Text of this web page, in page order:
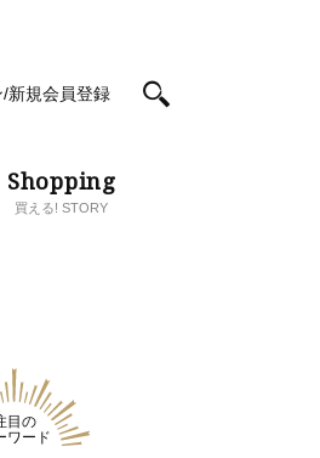
/新規会員登録
Shopping
買える! STORY
目の
ワード